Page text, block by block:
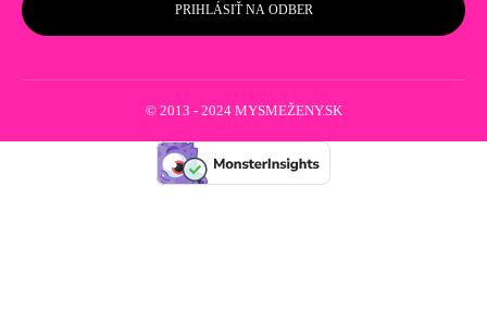
PRIHLÁSIŤ NA ODBER
© 2013 - 2024 MYSMEŽENY.SK